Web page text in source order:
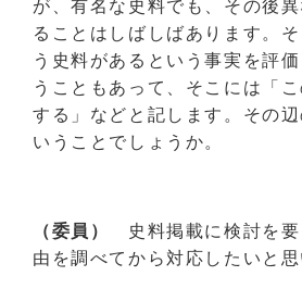
が、有名な史料でも、その後
ることはしばしばあります。
う史料があるという事実を評
うこともあって、そこには「
する」などと記します。その
いうことでしょうか。
（委員）
史料掲載に検討を
由を調べてから対応したいと思